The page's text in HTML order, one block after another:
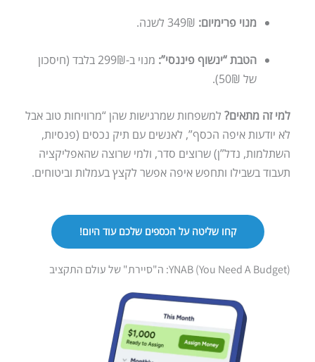
מנוי פרימיום:
הטבת “ינשוף פיננסי”:
מנוי ב-299₪ בלבד (חיסכון
של 50₪).
למי זה מתאים?למשפחות שמרגישות שהן “מרוויחות טוב אבל
לא יודעות איפה הכסף”, לאנשים עם תיק נכסים (פנסיות,
השתלמות, נדל”ן) שרוצים סדר, ולמי שרוצה שהאפליקציה
תעבוד בשבילו ותחפש איפה אפשר לקצץ בעמלות וביטוחים.
קחו שליטה על הכספים שלכם עוד היום!
YNAB (You Need A Budget): ה"סיירת" של עולם התקציב